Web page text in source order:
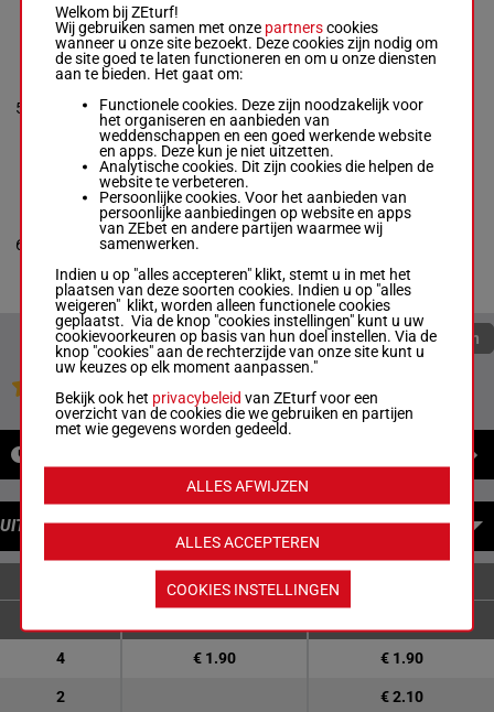
2p 1p 2p
5
TINA LOVELACE
S Khumalo-
Sean Tarry
M/4 -58
M/458 kg 6p 1p 5p 2
6
RED CARAMEL
P P
Labuschagne
M/2 -55
6p 2p 3p 6p
M/255 kg
6p 2p 3p
Quoteringen verversen
UITBETALINGEN
ENKELVOUDIGE WEDDENSCHAPPEN
4 € 1.90 € 1.90
2 € 2.10
Welkom bij ZEturf!
Wij gebruiken samen met onze partnerscookies
wanneer u onze site bezoekt. Deze cookies zijn nodig om
de site goed te laten functioneren en om u onze diensten
aan te bieden. Het gaat om:
Functionele cookies. Deze zijn noodzakelijk voor
het organiseren en aanbieden van
weddenschappen en een goed werkende website
en apps. Deze kun je niet uitzetten.
Analytische cookies. Dit zijn cookies die helpen de
website te verbeteren.
Persoonlijke cookies. Voor het aanbieden van
persoonlijke aanbiedingen op website en apps
van ZEbet en andere partijen waarmee wij
samenwerken.
Indien u op "alles accepteren" klikt, stemt u in met het
plaatsen van deze soorten cookies. Indien u op "alles
weigeren" klikt, worden alleen functionele cookies
geplaatst. Via de knop "cookies instellingen" kunt u uw
cookievoorkeuren op basis van hun doel instellen. Via de
knop "cookies" aan de rechterzijde van onze site kunt u
uw keuzes op elk moment aanpassen."
Bekijk ook het privacybeleid van ZEturf voor een
overzicht van de cookies die we gebruiken en partijen
met wie gegevens worden gedeeld.
ALLES ACCEPTEREN
ALLES AFWIJZEN
COOKIES INSTELLINGEN